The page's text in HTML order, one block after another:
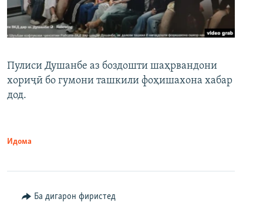
Пулиси Душанбе аз боздошти шаҳрвандони
хориҷӣ бо гумони ташкили фоҳишахона хабар
дод.
Идома
Ба дигарон фиристед